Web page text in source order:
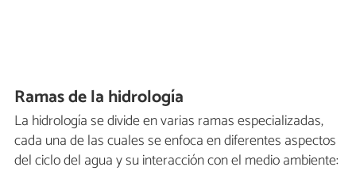
Ramas de la hidrología
La hidrología se divide en varias ramas especializadas,
cada una de las cuales se enfoca en diferentes aspectos
del ciclo del agua y su interacción con el medio ambiente: